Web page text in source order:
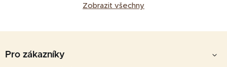
Zobrazit všechny
Pro zákazníky